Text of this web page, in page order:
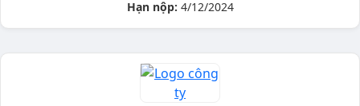
Hạn nộp: 4/12/2024